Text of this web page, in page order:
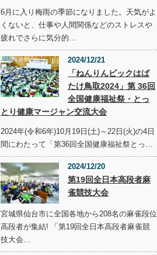
6月に入り梅雨の季節になりました。天気がよ
くないと、仕事や人間関係などのストレスや
疲れでさらに気分的…
2024/12/21
「ねんりんピックはば
たけ鳥取2024」第 36回
全国健康福祉祭・とっ
とり健康マージャン交流大会
2024年(令和6年)10月19日(土)～22日(火)の4日
間にわたって「第36回全国健康福祉祭とっ…
2024/12/20
第19回全日本高段者麻
雀競技大会
宮城県仙台市に全国各地から208名の麻雀段位
高段者が集結! 「第19回全日本高段者麻雀競
技大会…